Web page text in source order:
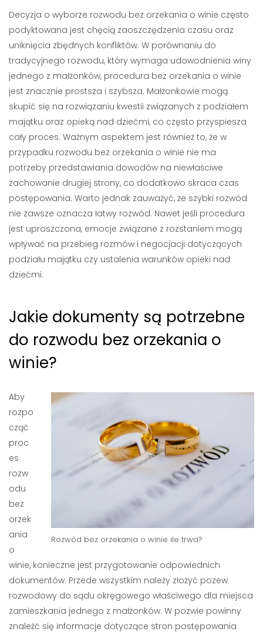
Decyzja o wyborze rozwodu bez orzekania o winie często
podyktowana jest chęcią zaoszczędzenia czasu oraz
uniknięcia zbędnych konfliktów. W porównaniu do
tradycyjnego rozwodu, który wymaga udowodnienia winy
jednego z małżonków, procedura bez orzekania o winie
jest znacznie prostsza i szybsza. Małżonkowie mogą
skupić się na rozwiązaniu kwestii związanych z podziałem
majątku oraz opieką nad dziećmi, co często przyspiesza
cały proces. Ważnym aspektem jest również to, że w
przypadku rozwodu bez orzekania o winie nie ma
potrzeby przedstawiania dowodów na niewłaściwe
zachowanie drugiej strony, co dodatkowo skraca czas
postępowania. Warto jednak zauważyć, że szybki rozwód
nie zawsze oznacza łatwy rozwód. Nawet jeśli procedura
jest uproszczona, emocje związane z rozstaniem mogą
wpływać na przebieg rozmów i negocjacji dotyczących
podziału majątku czy ustalenia warunków opieki nad
dziećmi.
Jakie dokumenty są potrzebne
do rozwodu bez orzekania o
winie?
Rozwód bez orzekania o winie ile trwa?
Aby
rozpo
cząć
proc
es
rozw
odu
bez
orzek
ania
o
winie, konieczne jest przygotowanie odpowiednich
dokumentów. Przede wszystkim należy złożyć pozew
rozwodowy do sądu okręgowego właściwego dla miejsca
zamieszkania jednego z małżonków. W pozwie powinny
znaleźć się informacje dotyczące stron postępowania